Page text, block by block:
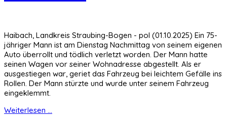
Haibach, Landkreis Straubing-Bogen - pol (01.10.2025) Ein 75-
jähriger Mann ist am Dienstag Nachmittag von seinem eigenen
Auto überrollt und tödlich verletzt worden. Der Mann hatte
seinen Wagen vor seiner Wohnadresse abgestellt. Als er
ausgestiegen war, geriet das Fahrzeug bei leichtem Gefälle ins
Rollen. Der Mann stürzte und wurde unter seinem Fahrzeug
eingeklemmt.
Weiterlesen ...